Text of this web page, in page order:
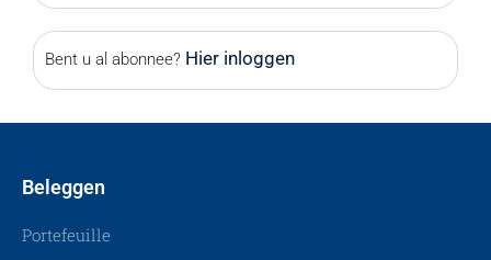
Bent u al abonnee? Hier inloggen
Beleggen
Portefeuille